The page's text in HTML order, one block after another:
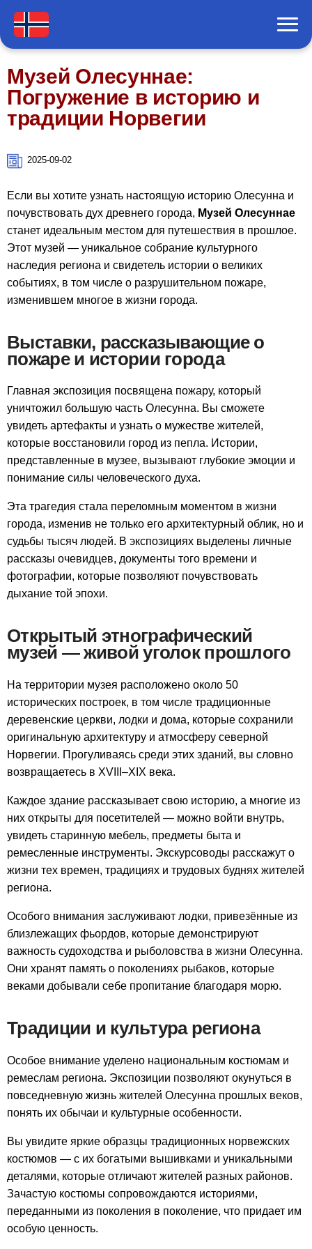
Музей Олесуннае:
Погружение в историю и
традиции Норвегии
2025-09-02
Если вы хотите узнать настоящую историю Олесунна и
почувствовать дух древнего города, Музей Олесуннае
станет идеальным местом для путешествия в прошлое.
Этот музей — уникальное собрание культурного
наследия региона и свидетель истории о великих
событиях, в том числе о разрушительном пожаре,
изменившем многое в жизни города.
Выставки, рассказывающие о
пожаре и истории города
Главная экспозиция посвящена пожару, который
уничтожил большую часть Олесунна. Вы сможете
увидеть артефакты и узнать о мужестве жителей,
которые восстановили город из пепла. Истории,
представленные в музее, вызывают глубокие эмоции и
понимание силы человеческого духа.
Эта трагедия стала переломным моментом в жизни
города, изменив не только его архитектурный облик, но и
судьбы тысяч людей. В экспозициях выделены личные
рассказы очевидцев, документы того времени и
фотографии, которые позволяют почувствовать
дыхание той эпохи.
Открытый этнографический
музей — живой уголок прошлого
На территории музея расположено около 50
исторических построек, в том числе традиционные
деревенские церкви, лодки и дома, которые сохранили
оригинальную архитектуру и атмосферу северной
Норвегии. Прогуливаясь среди этих зданий, вы словно
возвращаетесь в XVIII–XIX века.
Каждое здание рассказывает свою историю, а многие из
них открыты для посетителей — можно войти внутрь,
увидеть старинную мебель, предметы быта и
ремесленные инструменты. Экскурсоводы расскажут о
жизни тех времен, традициях и трудовых буднях жителей
региона.
Особого внимания заслуживают лодки, привезённые из
близлежащих фьордов, которые демонстрируют
важность судоходства и рыболовства в жизни Олесунна.
Они хранят память о поколениях рыбаков, которые
веками добывали себе пропитание благодаря морю.
Традиции и культура региона
Особое внимание уделено национальным костюмам и
ремеслам региона. Экспозиции позволяют окунуться в
повседневную жизнь жителей Олесунна прошлых веков,
понять их обычаи и культурные особенности.
Вы увидите яркие образцы традиционных норвежских
костюмов — с их богатыми вышивками и уникальными
деталями, которые отличают жителей разных районов.
Зачастую костюмы сопровождаются историями,
переданными из поколения в поколение, что придает им
особую ценность.